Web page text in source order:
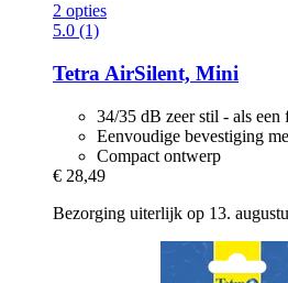
2 opties
5.0 (1)
Tetra AirSilent, Mini
34/35 dB zeer stil - als een
Eenvoudige bevestiging
Compact ontwerp
€ 28,49
Bezorging uiterlijk op 13.